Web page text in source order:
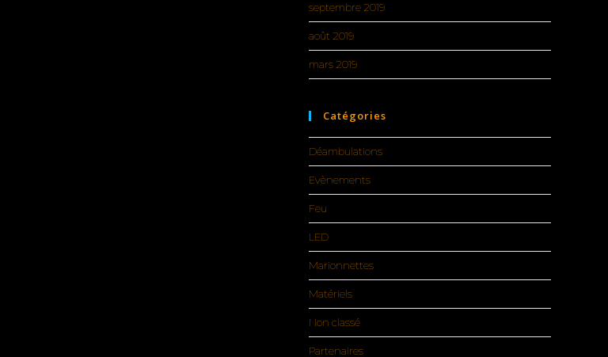
septembre 2019
août 2019
mars 2019
Catégories
Déambulations
Evènements
Feu
LED
Marionnettes
Matériels
Non classé
Partenaires